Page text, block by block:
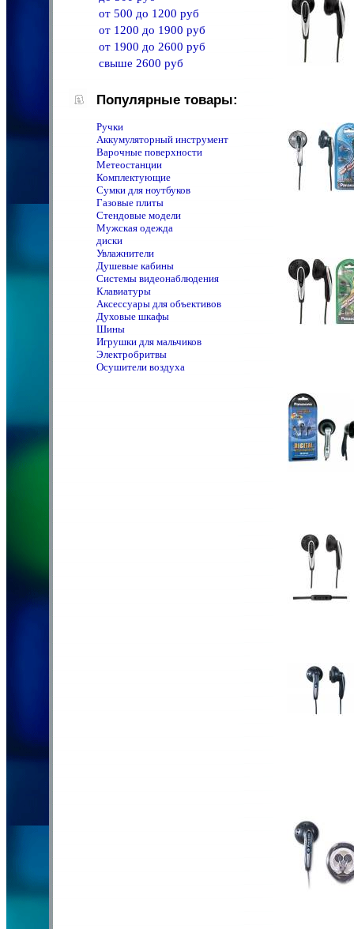
от 500 до 1200 руб
от 1200 до 1900 руб
от 1900 до 2600 руб
свыше 2600 руб
Популярные товары:
Ручки
Аккумуляторный инструмент
Варочные поверхности
Метеостанции
Комплектующие
Сумки для ноутбуков
Газовые плиты
Стендовые модели
Мужская одежда
диски
Увлажнители
Душевые кабины
Системы видеонаблюдения
Клавиатуры
Аксессуары для объективов
Духовые шкафы
Шины
Игрушки для мальчиков
Электробритвы
Осушители воздуха